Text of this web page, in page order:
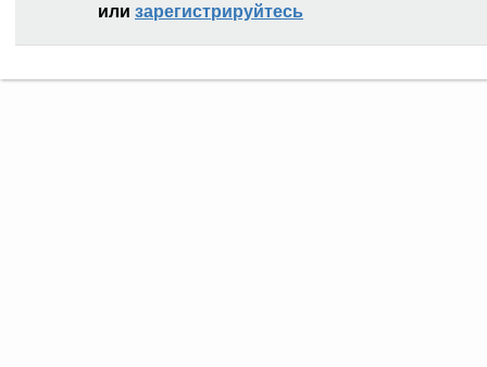
или зарегистрируйтесь